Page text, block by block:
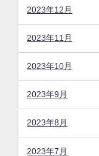
2023年12月
2023年11月
2023年10月
2023年9月
2023年8月
2023年7月